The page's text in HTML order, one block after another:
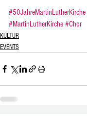
#50JahreMartinLutherKirche
#MartinLutherKirche #Chor
KULTUR
EVENTS